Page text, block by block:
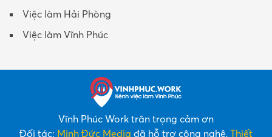
Việc làm Hải Phòng
Việc làm Vĩnh Phúc
Vĩnh Phúc Work trân trọng cảm ơn
Đối tác: Minh Đức Media đã hỗ trợ công nghệ, Thiết